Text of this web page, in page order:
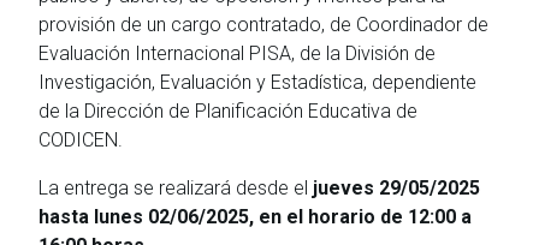
provisión de un cargo contratado, de Coordinador de
Evaluación Internacional PISA, de la División de
Investigación, Evaluación y Estadística, dependiente
de la Dirección de Planificación Educativa de
CODICEN.
La entrega se realizará desde el jueves 29/05/2025
hasta lunes 02/06/2025, en el horario de 12:00 a